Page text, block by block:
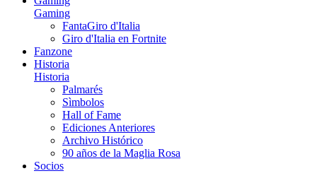
Gaming
FantaGiro d'Italia
Giro d'Italia en Fortnite
Fanzone
Historia
Historia
Palmarés
Sìmbolos
Hall of Fame
Ediciones Anteriores
Archivo Histórico
90 años de la Maglia Rosa
Socios